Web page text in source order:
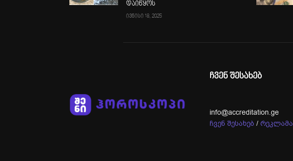
დაიწყოს
ივნისი 18, 2025
ჩვენ შესახებ
info@accreditation.ge
ჩვენ შესახებ / რეკლამა